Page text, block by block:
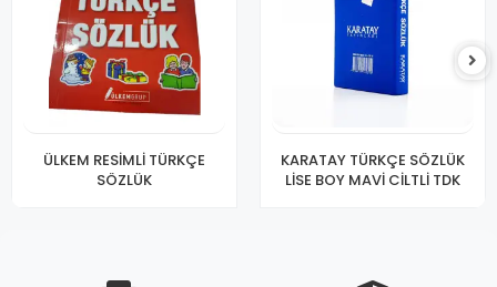
ÜLKEM RESİMLİ TÜRKÇE
SÖZLÜK
KARATAY TÜRKÇE SÖZLÜK
LİSE BOY MAVİ CİLTLİ TDK